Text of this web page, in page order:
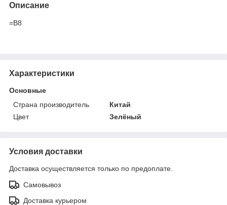
Описание
=B8
Характеристики
Основные
Страна производитель
Китай
Цвет
Зелёный
Условия доставки
Доставка осуществляется только по предоплате.
Самовывоз
Доставка курьером